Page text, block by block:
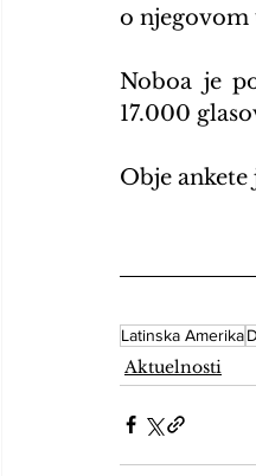
o njegovom
Noboa je
17.000
Obje
Latinska Amerika
Aktuelnosti